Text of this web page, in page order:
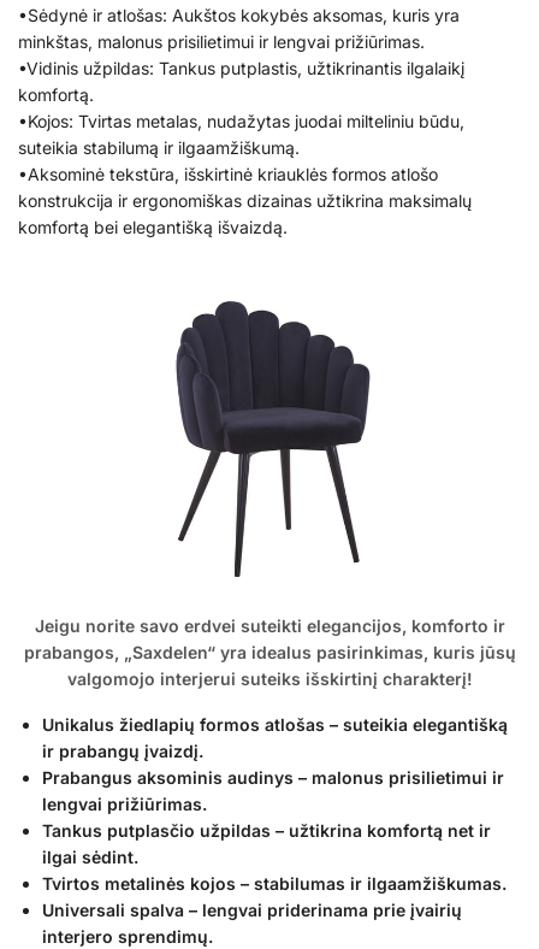
•Sėdynė ir atlošas: Aukštos kokybės aksomas, kuris yra
minkštas, malonus prisilietimui ir lengvai prižiūrimas.
•Vidinis užpildas: Tankus putplastis, užtikrinantis ilgalaikį
komfortą.
•Kojos: Tvirtas metalas, nudažytas juodai milteliniu būdu,
suteikia stabilumą ir ilgaamžiškumą.
•Aksominė tekstūra, išskirtinė kriauklės formos atlošo
konstrukcija ir ergonomiškas dizainas užtikrina maksimalų
komfortą bei elegantišką išvaizdą.
Jeigu norite savo erdvei suteikti elegancijos, komforto ir
prabangos, „Saxdelen“ yra idealus pasirinkimas, kuris jūsų
valgomojo interjerui suteiks išskirtinį charakterį!
Unikalus žiedlapių formos atlošas – suteikia elegantišką
ir prabangų įvaizdį.
Prabangus aksominis audinys – malonus prisilietimui ir
lengvai prižiūrimas.
Tankus putplasčio užpildas – užtikrina komfortą net ir
ilgai sėdint.
Tvirtos metalinės kojos – stabilumas ir ilgaamžiškumas.
Universali spalva – lengvai priderinama prie įvairių
interjero sprendimų.